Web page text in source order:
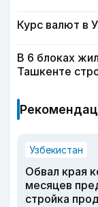
Курс валют в
В 6 блоках
Ташкенте
Узбекистан
Обвал края
месяцев
стройка